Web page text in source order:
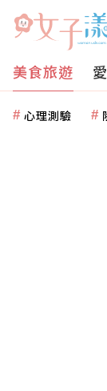
美食旅遊
心理測驗